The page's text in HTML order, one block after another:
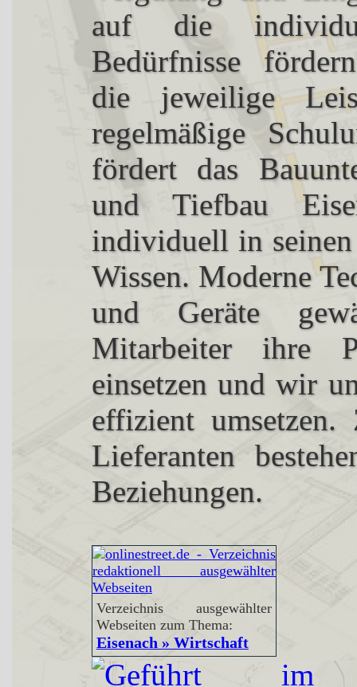
auf die
Bedürfnisse
die jeweilige
regelmäßige
fördert das
und Tiefbau
individuell in seinen
Wissen. Moderne
und Geräte
Mitarbeiter ihre
einsetzen und wir
effizient umsetzen.
Lieferanten
Beziehungen.
Verzeichnis ausgewählter
Webseiten zum Thema:
Eisenach » Wirtschaft